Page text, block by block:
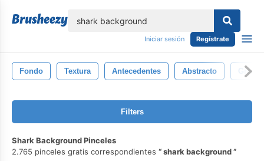
Iniciar sesión Regístrate
Fondo Textura Antecedentes Abstracto Gris
Filters
Shark Background Pinceles
2.765 pinceles gratis correspondientes
shark background